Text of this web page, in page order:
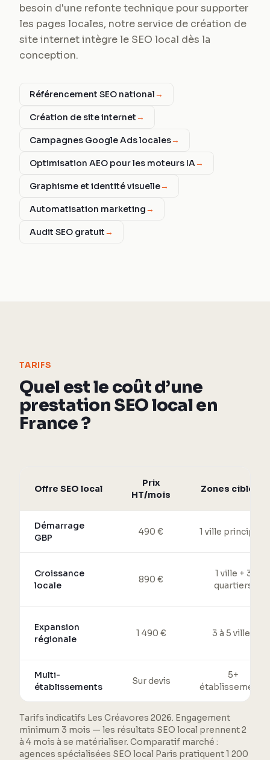
besoin d'une refonte technique pour supporter
les pages locales, notre service de création de
site internet intègre le SEO local dès la
conception.
Référencement SEO national→
Création de site internet→
Campagnes Google Ads locales→
Optimisation AEO pour les moteurs IA→
Graphisme et identité visuelle→
Automatisation marketing→
Audit SEO gratuit→
TARIFS
Quel est le coût d’une
prestation SEO local en
France ?
Offre SEO local
Prix
HT/mois
Zones ciblées
Démarrage
GBP
490 € 1 ville principale
Croissance
locale
890 €
1 ville + 3
quartiers
Expansion
régionale
1 490 € 3 à 5 villes
Multi-
établissements
Sur devis
5+
établissements
Tarifs indicatifs Les Créavores 2026. Engagement
minimum 3 mois — les résultats SEO local prennent 2
à 4 mois à se matérialiser. Comparatif marché :
agences spécialisées SEO local Paris pratiquent 1 200